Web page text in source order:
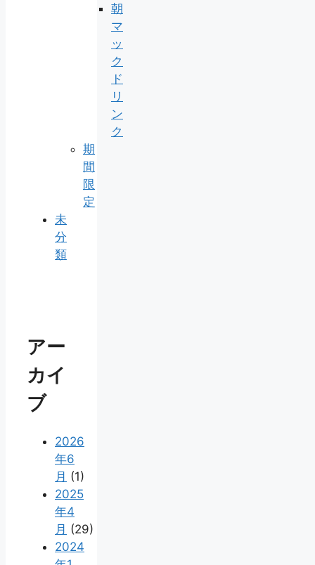
朝
マ
ッ
ク
ド
リ
ン
ク
期
間
限
定
未
分
類
アー
カイ
ブ
2026
年6
月 (1)
2025
年4
月 (29)
2024